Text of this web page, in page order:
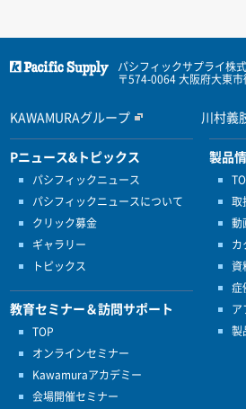
パシフィックサプライ株
〒574-0064 大阪府大東
KAWAMURAグループ 川村義
Pニュース&トピックス
パシフィックニュース
パシフィックニュースについて
クリック募金
ギャラリー
トピックス
教育セミナー＆訪問サポート
TOP
オンラインセミナー
Kawamuraアカデミー
会場開催セミナー
製品
取
動
カ
資
症
ア
製